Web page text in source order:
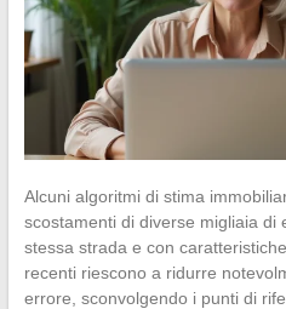
Alcuni algoritmi di stima
scostamenti di diverse migliaia di
stessa strada e con
recenti riescono a ridurre
errore, sconvolgendo i punti di